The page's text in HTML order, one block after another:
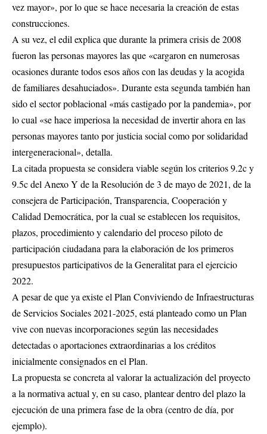
vez mayor», por lo que se hace necesaria la creación de estas
construcciones.
A su vez, el edil explica que durante la primera crisis de 2008
fueron las personas mayores las que «cargaron en numerosas
ocasiones durante todos esos años con las deudas y la acogida
de familiares desahuciados». Durante esta segunda también han
sido el sector poblacional «más castigado por la pandemia», por
lo cual «se hace imperiosa la necesidad de invertir ahora en las
personas mayores tanto por justicia social como por solidaridad
intergeneracional», detalla.
La citada propuesta se considera viable según los criterios 9.2c y
9.5c del Anexo Y de la Resolución de 3 de mayo de 2021, de la
consejera de Participación, Transparencia, Cooperación y
Calidad Democrática, por la cual se establecen los requisitos,
plazos, procedimiento y calendario del proceso piloto de
participación ciudadana para la elaboración de los primeros
presupuestos participativos de la Generalitat para el ejercicio
2022.
A pesar de que ya existe el Plan Conviviendo de Infraestructuras
de Servicios Sociales 2021-2025, está planteado como un Plan
vive con nuevas incorporaciones según las necesidades
detectadas o aportaciones extraordinarias a los créditos
inicialmente consignados en el Plan.
La propuesta se concreta al valorar la actualización del proyecto
a la normativa actual y, en su caso, plantear dentro del plazo la
ejecución de una primera fase de la obra (centro de día, por
ejemplo).